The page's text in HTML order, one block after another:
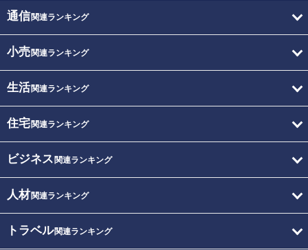
通信関連ランキング
小売関連ランキング
生活関連ランキング
住宅関連ランキング
ビジネス 関連ランキング
人材関連ランキング
トラベル関連ランキング